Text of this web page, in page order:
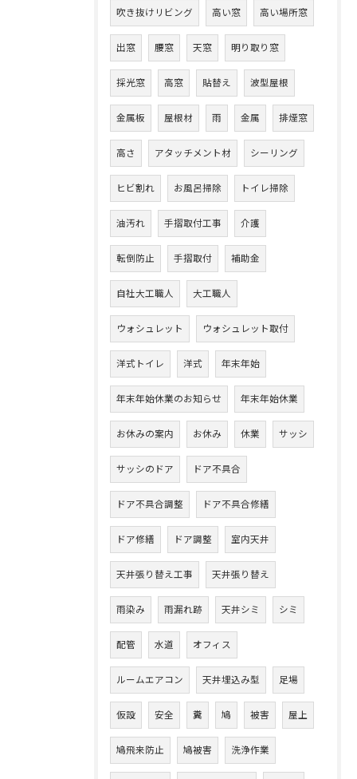
吹き抜けリビング 高い窓 高い場所窓
出窓 腰窓 天窓 明り取り窓
採光窓 高窓 貼替え 波型屋根
金属板 屋根材 雨 金属 排煙窓
高さ アタッチメント材 シーリング
ヒビ割れ お風呂掃除 トイレ掃除
油汚れ 手摺取付工事 介護
転倒防止 手摺取付 補助金
自社大工職人 大工職人
ウォシュレット ウォシュレット取付
洋式トイレ 洋式 年末年始
年末年始休業のお知らせ 年末年始休業
お休みの案内 お休み 休業 サッシ
サッシのドア ドア不具合
ドア不具合調整 ドア不具合修繕
ドア修繕 ドア調整 室内天井
天井張り替え工事 天井張り替え
雨染み 雨漏れ跡 天井シミ シミ
配管 水道 オフィス
ルームエアコン 天井埋込み型 足場
仮設 安全 糞 鳩 被害 屋上
鳩飛来防止 鳩被害 洗浄作業